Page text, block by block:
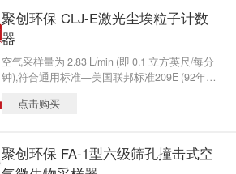
聚创环保 CLJ-E激光尘埃粒子计数
器
空气采样量为 2.83 L/min (即 0.1 立方英尺/每分
钟),符合通用标准—美国联邦标准209E (92年9
测300000级、100000级、10000级、1000级、
点击购买
聚创环保 FA-1型六级筛孔撞击式空